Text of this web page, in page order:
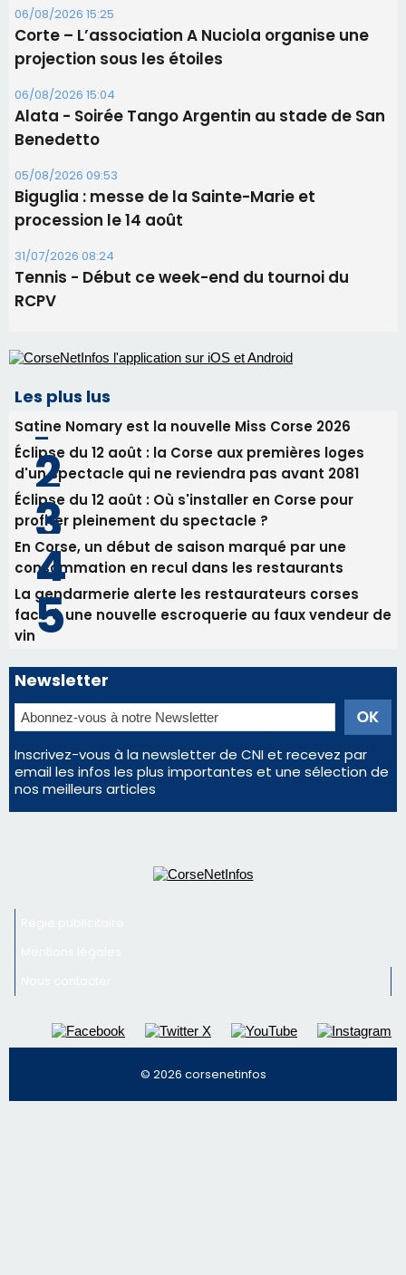
05/08/2026 09:53
Biguglia : messe de la Sainte-Marie et
procession le 14 août
31/07/2026 08:24
Tennis - Début ce week-end du tournoi du
RCPV
Les plus lus
Satine Nomary est la nouvelle Miss Corse 2026
Éclipse du 12 août : la Corse aux premières loges
d'un spectacle qui ne reviendra pas avant 2081
profiter pleinement du spectacle ?
consommation en recul dans les restaurants
La gendarmerie alerte les restaurateurs corses
face à une nouvelle escroquerie au faux vendeur de
vin
Newsletter
Inscrivez-vous à la newsletter de CNI et recevez par
email les infos les plus importantes et une sélection de
nos meilleurs articles
Régie publicitaire
Mentions légales
Nous contacter